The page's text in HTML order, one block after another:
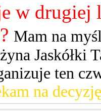
w drugiej
Mam na
Jaskółki
ten
na